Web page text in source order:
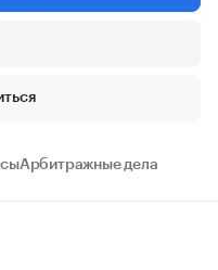
Арбитражные дела